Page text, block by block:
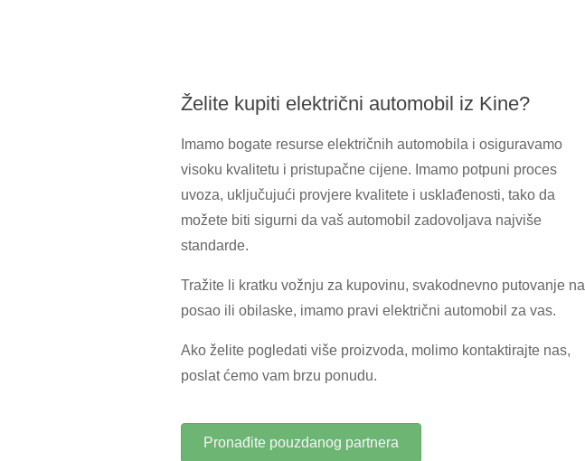
Želite kupiti električni automobil iz Kine?
Imamo bogate resurse električnih automobila i osiguravamo
visoku kvalitetu i pristupačne cijene. Imamo potpuni proces
uvoza, uključujući provjere kvalitete i usklađenosti, tako da
možete biti sigurni da vaš automobil zadovoljava najviše
standarde.
Tražite li kratku vožnju za kupovinu, svakodnevno putovanje na
posao ili obilaske, imamo pravi električni automobil za vas.
Ako želite pogledati više proizvoda, molimo kontaktirajte nas,
poslat ćemo vam brzu ponudu.
Pronađite pouzdanog partnera